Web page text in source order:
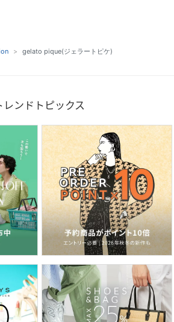
gelato pique(ジェラートピケ)
レンドトピックス